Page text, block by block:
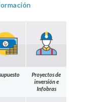
Proyectos de
inversión e
Infobras